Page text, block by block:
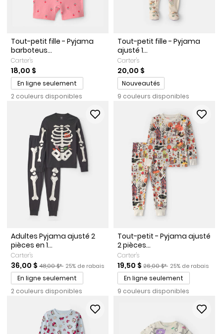
Tout-petit fille - Pyjama
barboteus...
Carter's
18,00 $
En ligne seulement
2 couleurs disponibles
Tout-petit fille - Pyjama
ajusté 1...
Carter's
20,00 $
Promotions
Nouveautés
9 couleurs disponibles
Adultes Pyjama ajusté 2
pièces en 1...
Carter's
Prix de solde
36,00 $ Prix ​​de détail suggéré par le fabricant
48,00 $* Pourcentage de rabais
25% de rabais
En ligne seulement
2 couleurs disponibles
Tout-petit - Pyjama ajusté
2 pièces...
Carter's
Prix de solde
19,50 $ Prix ​​de détail suggéré par
26,00 $* Pourcentage de
25% de rabais
En ligne seulement
9 couleurs disponibles